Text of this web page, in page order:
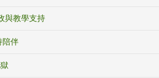
與教學支持
陪伴